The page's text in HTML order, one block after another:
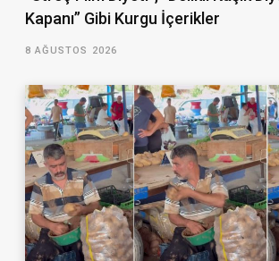
Kapanı” Gibi Kurgu İçerikler
8 AĞUSTOS 2026